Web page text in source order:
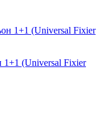
(Universal Fixier